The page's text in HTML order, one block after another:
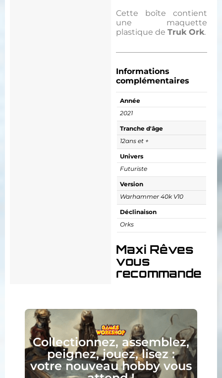
Cette boîte contient
une maquette
plastique de Truk Ork.
Informations
complémentaires
Année
2021
Tranche d'âge
12ans et +
Univers
Futuriste
Version
Warhammer 40k V10
Déclinaison
Orks
Maxi Rêves
vous
recommande
Collectionnez, assemblez,
peignez, jouez, lisez :
votre nouveau hobby vous